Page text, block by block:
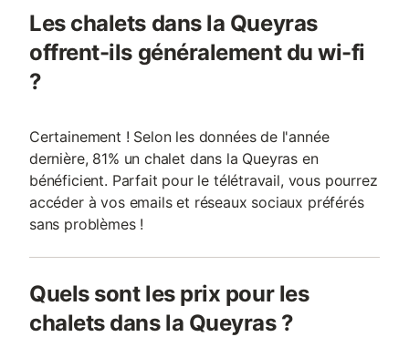
Les chalets dans la Queyras
offrent-ils généralement du wi-fi
?
Certainement ! Selon les données de l'année
dernière, 81% un chalet dans la Queyras en
bénéficient. Parfait pour le télétravail, vous pourrez
accéder à vos emails et réseaux sociaux préférés
sans problèmes !
Quels sont les prix pour les
chalets dans la Queyras ?